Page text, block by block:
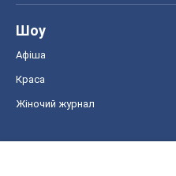
Шоу
Афіша
Краса
Жіночий журнал